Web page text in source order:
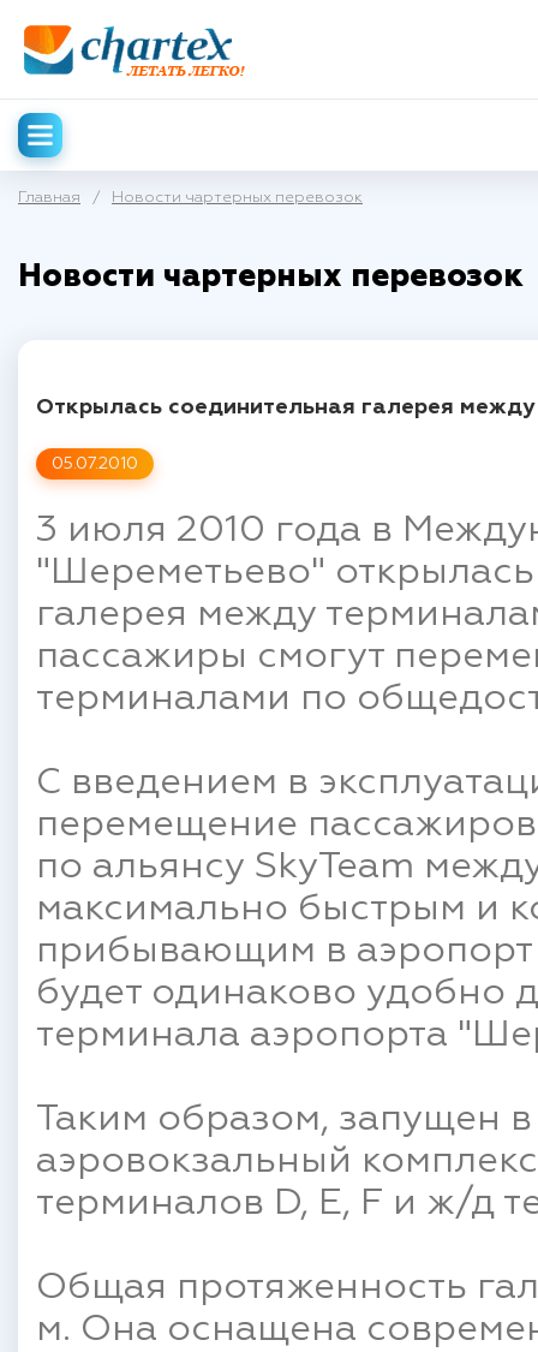
Главная / Новости чартерных перевозок
Новости чартерных перевозок
05.07.2010
Открылась соединительная галерея
3 июля 2010 года в
"Шереметьево"
галерея между
пассажиры смогут
терминалами по
С введением в
перемещение
по альянсу SkyTeam
максимально быстрым и
прибывающим в аэропорт
будет одинаково удобно
терминала аэропорта
Таким образом, запущен
аэровокзальный
терминалов D, E, F и ж/д
Общая протяженность
м. Она оснащена